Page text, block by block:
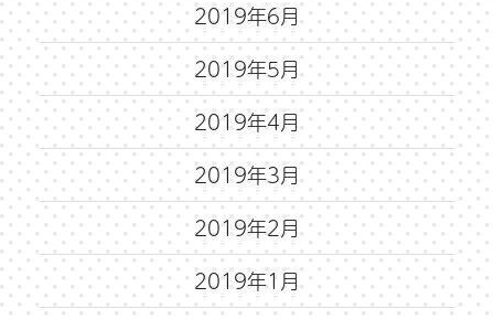
2019年6月
2019年5月
2019年4月
2019年3月
2019年2月
2019年1月